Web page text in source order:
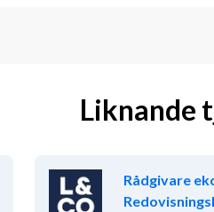
Liknande
Rådgivare